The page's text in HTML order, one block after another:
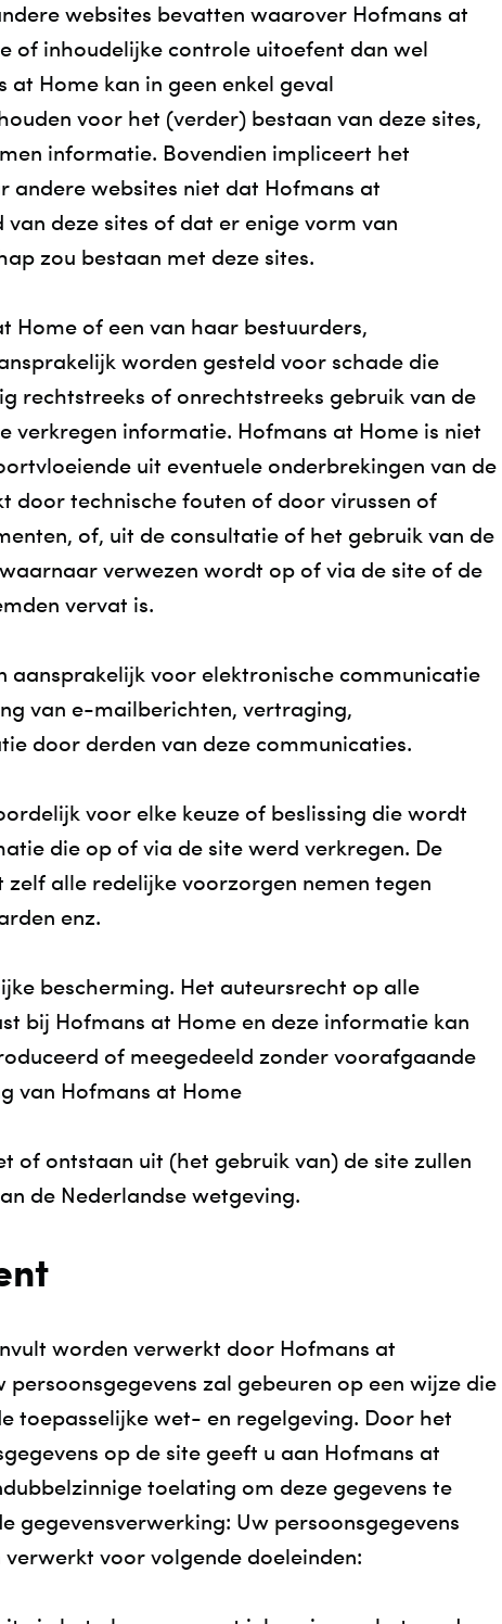
websites bevatten waarover Hofmans at
of inhoudelijke controle uitoefent dan wel
Home kan in geen enkel geval
voor het (verder) bestaan van deze sites,
informatie. Bovendien impliceert het
andere websites niet dat Hofmans at
deze sites of dat er enige vorm van
zou bestaan met deze sites.
Home of een van haar bestuurders,
worden gesteld voor schade die
rechtstreeks of onrechtstreeks gebruik van de
verkregen informatie. Hofmans at Home is niet
uit eventuele onderbrekingen van de
door technische fouten of door virussen of
of, uit de consultatie of het gebruik van de
verwezen wordt op of via de site of de
vervat is.
aansprakelijk voor elektronische communicatie
van e-mailberichten, vertraging,
door derden van deze communicaties.
voor elke keuze of beslissing die wordt
die op of via de site werd verkregen. De
alle redelijke voorzorgen nemen tegen
enz.
bescherming. Het auteursrecht op alle
bij Hofmans at Home en deze informatie kan
of meegedeeld zonder voorafgaande
van Hofmans at Home
of ontstaan uit (het gebruik van) de site zullen
de Nederlandse wetgeving.
worden verwerkt door Hofmans at
persoonsgegevens zal gebeuren op een wijze die
toepasselijke wet- en regelgeving. Door het
op de site geeft u aan Hofmans at
toelating om deze gegevens te
gegevensverwerking: Uw persoonsgegevens
voor volgende doeleinden: